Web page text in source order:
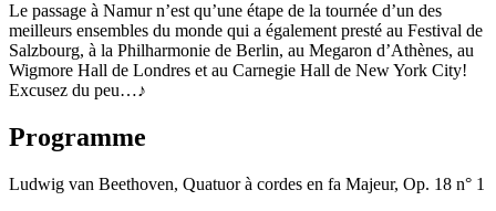
Le passage à Namur n’est qu’une étape de la tournée d’un des
meilleurs ensembles du monde qui a également presté au Festival de
Salzbourg, à la Philharmonie de Berlin, au Megaron d’Athènes, au
Wigmore Hall de Londres et au Carnegie Hall de New York City!
Excusez du peu…♪
Programme
Ludwig van Beethoven, Quatuor à cordes en fa Majeur, Op. 18 n° 1